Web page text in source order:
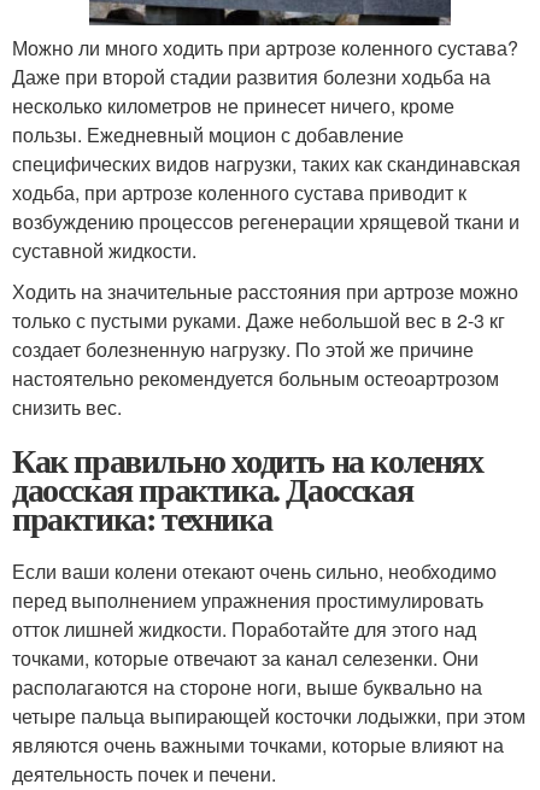
Можно ли много ходить при артрозе коленного сустава?
Даже при второй стадии развития болезни ходьба на
несколько километров не принесет ничего, кроме
пользы. Ежедневный моцион с добавление
специфических видов нагрузки, таких как скандинавская
ходьба, при артрозе коленного сустава приводит к
возбуждению процессов регенерации хрящевой ткани и
суставной жидкости.
Ходить на значительные расстояния при артрозе можно
только с пустыми руками. Даже небольшой вес в 2-3 кг
создает болезненную нагрузку. По этой же причине
настоятельно рекомендуется больным остеоартрозом
снизить вес.
Как правильно ходить на коленях
даосская практика. Даосская
практика: техника
Если ваши колени отекают очень сильно, необходимо
перед выполнением упражнения простимулировать
отток лишней жидкости. Поработайте для этого над
точками, которые отвечают за канал селезенки. Они
располагаются на стороне ноги, выше буквально на
четыре пальца выпирающей косточки лодыжки, при этом
являются очень важными точками, которые влияют на
деятельность почек и печени.